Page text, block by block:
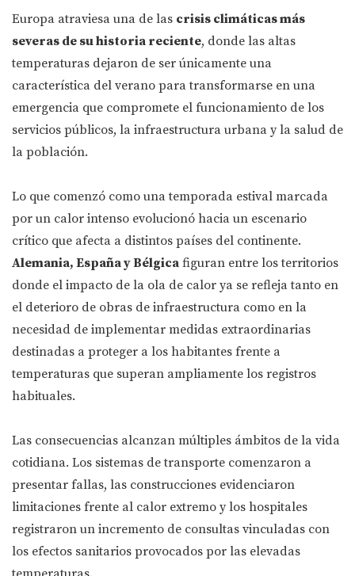
Europa atraviesa una de las crisis climáticas más
severas de su historia reciente, donde las altas
temperaturas dejaron de ser únicamente una
característica del verano para transformarse en una
emergencia que compromete el funcionamiento de los
servicios públicos, la infraestructura urbana y la salud de
la población.
Lo que comenzó como una temporada estival marcada
por un calor intenso evolucionó hacia un escenario
crítico que afecta a distintos países del continente.
Alemania, España y Bélgica figuran entre los territorios
donde el impacto de la ola de calor ya se refleja tanto en
el deterioro de obras de infraestructura como en la
necesidad de implementar medidas extraordinarias
destinadas a proteger a los habitantes frente a
temperaturas que superan ampliamente los registros
habituales.
Las consecuencias alcanzan múltiples ámbitos de la vida
cotidiana. Los sistemas de transporte comenzaron a
presentar fallas, las construcciones evidenciaron
limitaciones frente al calor extremo y los hospitales
registraron un incremento de consultas vinculadas con
los efectos sanitarios provocados por las elevadas